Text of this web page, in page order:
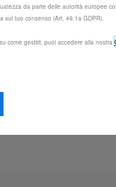
finanziari
* il modello mostrato è la
da parte delle autorità europee
sul tuo consenso (Art. 49.1a GDPR).
come gestirli, puoi accedere alla nostra